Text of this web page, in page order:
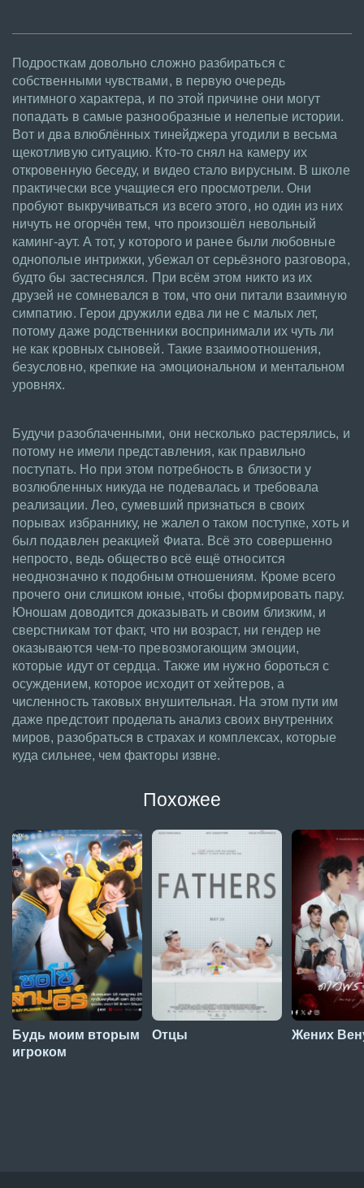
Подросткам довольно сложно разбираться с
собственными чувствами, в первую очередь
интимного характера, и по этой причине они могут
попадать в самые разнообразные и нелепые истории.
Вот и два влюблённых тинейджера угодили в весьма
щекотливую ситуацию. Кто-то снял на камеру их
откровенную беседу, и видео стало вирусным. В школе
практически все учащиеся его просмотрели. Они
пробуют выкручиваться из всего этого, но один из них
ничуть не огорчён тем, что произошёл невольный
каминг-аут. А тот, у которого и ранее были любовные
однополые интрижки, убежал от серьёзного разговора,
будто бы застеснялся. При всём этом никто из их
друзей не сомневался в том, что они питали взаимную
симпатию. Герои дружили едва ли не с малых лет,
потому даже родственники воспринимали их чуть ли
не как кровных сыновей. Такие взаимоотношения,
безусловно, крепкие на эмоциональном и ментальном
уровнях.
Будучи разоблаченными, они несколько растерялись, и
потому не имели представления, как правильно
поступать. Но при этом потребность в близости у
возлюбленных никуда не подевалась и требовала
реализации. Лео, сумевший признаться в своих
порывах избраннику, не жалел о таком поступке, хоть и
был подавлен реакцией Фиата. Всё это совершенно
непросто, ведь общество всё ещё относится
неоднозначно к подобным отношениям. Кроме всего
прочего они слишком юные, чтобы формировать пару.
Юношам доводится доказывать и своим близким, и
сверстникам тот факт, что ни возраст, ни гендер не
оказываются чем-то превозмогающим эмоции,
которые идут от сердца. Также им нужно бороться с
осуждением, которое исходит от хейтеров, а
численность таковых внушительная. На этом пути им
даже предстоит проделать анализ своих внутренних
миров, разобраться в страхах и комплексах, которые
куда сильнее, чем факторы извне.
Похожее
Будь моим вторым
игроком
Отцы Жених